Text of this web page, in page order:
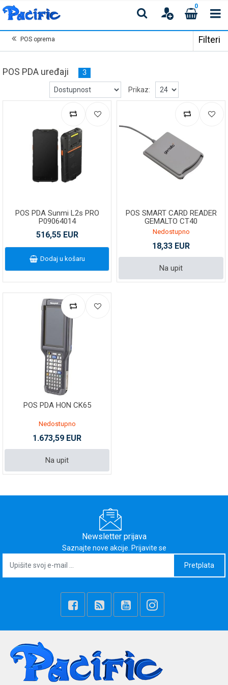
0
POS oprema Filteri
POS PDA uređaji 3
Prikaz:
POS PDA Sunmi L2s PRO
P09064014
516,55 EUR
Dodaj u košaru
POS SMART CARD READER
GEMALTO CT40
Nedostupno
18,33 EUR
Na upit
POS PDA HON CK65
Nedostupno
1.673,59 EUR
Na upit
Newsletter prijava
Saznajte nove akcije. Prijavite se
Pretplata